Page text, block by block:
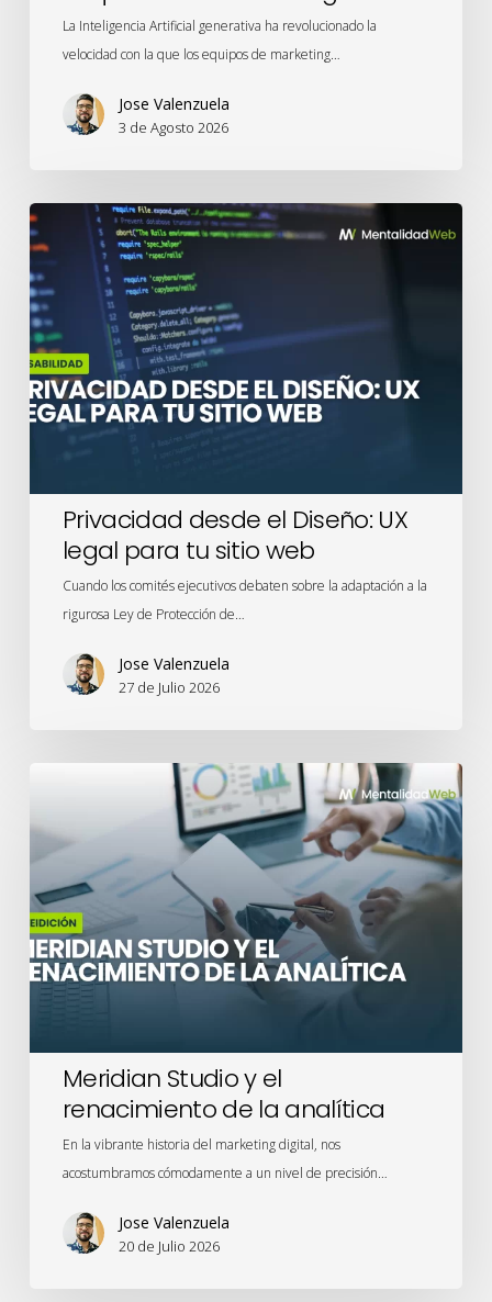
La Inteligencia Artificial generativa ha revolucionado la
velocidad con la que los equipos de marketing…
Jose Valenzuela
3 de Agosto 2026
Privacidad
desde
el
Diseño:
UX
legal
para
tu
Privacidad desde el Diseño: UX
legal para tu sitio web
Cuando los comités ejecutivos debaten sobre la adaptación a la
rigurosa Ley de Protección de…
Jose Valenzuela
27 de Julio 2026
y
renacimiento
de
la
analítica
Meridian Studio y el
renacimiento de la analítica
En la vibrante historia del marketing digital, nos
acostumbramos cómodamente a un nivel de precisión…
Jose Valenzuela
20 de Julio 2026